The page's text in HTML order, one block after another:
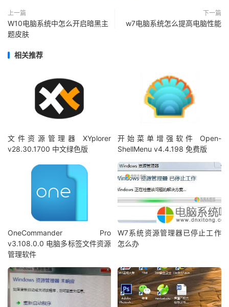
上一篇
W10电脑系统中怎么开启暗黑主
题皮肤
下一篇
w7电脑系统怎么提高电脑性能
相关推荐
文件资源管理器 XYplorer
v28.30.1700 中文绿色版
开始菜单增强软件 Open-
ShellMenu v4.4.198 免费版
OneCommander Pro
v3.108.0.0 电脑多标签文件资源
管理软件
W7系统资源管理器已停止工作
怎么办